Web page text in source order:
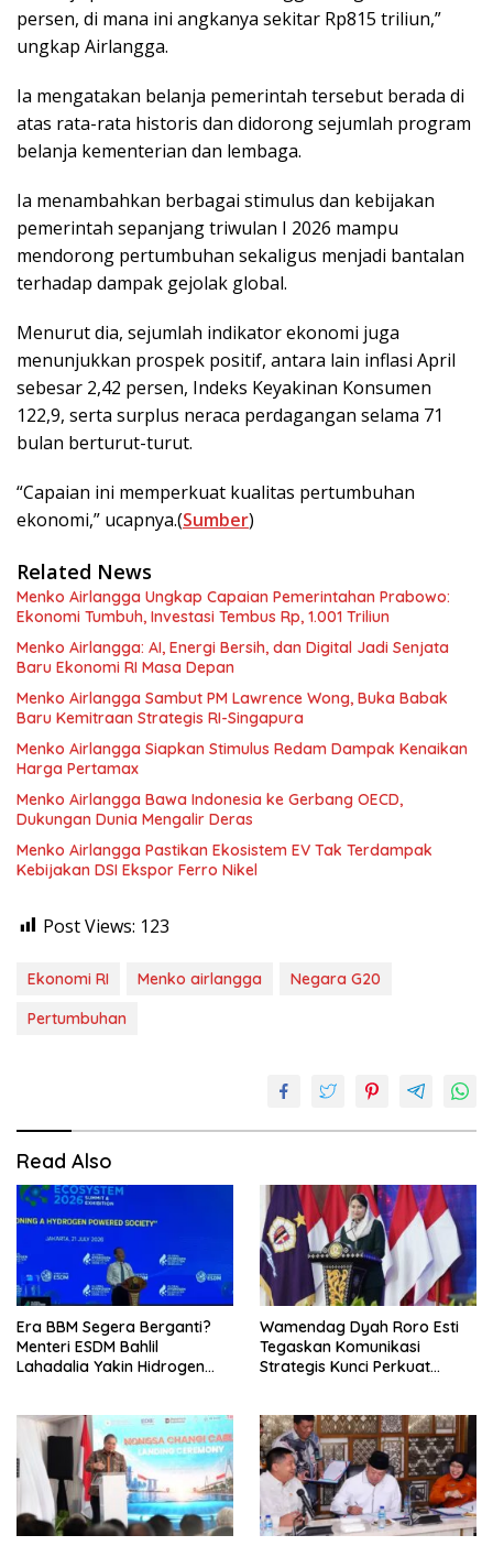
persen, di mana ini angkanya sekitar Rp815 triliun,”
ungkap Airlangga.
Ia mengatakan belanja pemerintah tersebut berada di
atas rata-rata historis dan didorong sejumlah program
belanja kementerian dan lembaga.
Ia menambahkan berbagai stimulus dan kebijakan
pemerintah sepanjang triwulan I 2026 mampu
mendorong pertumbuhan sekaligus menjadi bantalan
terhadap dampak gejolak global.
Menurut dia, sejumlah indikator ekonomi juga
menunjukkan prospek positif, antara lain inflasi April
sebesar 2,42 persen, Indeks Keyakinan Konsumen
122,9, serta surplus neraca perdagangan selama 71
bulan berturut-turut.
“Capaian ini memperkuat kualitas pertumbuhan
ekonomi,” ucapnya.(Sumber)
Related News
Menko Airlangga Ungkap Capaian Pemerintahan Prabowo:
Ekonomi Tumbuh, Investasi Tembus Rp, 1.001 Triliun
Menko Airlangga: AI, Energi Bersih, dan Digital Jadi Senjata
Baru Ekonomi RI Masa Depan
Menko Airlangga Sambut PM Lawrence Wong, Buka Babak
Baru Kemitraan Strategis RI-Singapura
Menko Airlangga Siapkan Stimulus Redam Dampak Kenaikan
Harga Pertamax
Menko Airlangga Bawa Indonesia ke Gerbang OECD,
Dukungan Dunia Mengalir Deras
Menko Airlangga Pastikan Ekosistem EV Tak Terdampak
Kebijakan DSI Ekspor Ferro Nikel
Post Views: 123
Ekonomi RI Menko airlangga
Negara G20
Pertumbuhan
Read Also
Era BBM Segera Berganti?
Menteri ESDM Bahlil
Lahadalia Yakin Hidrogen
Wamendag Dyah Roro Esti
Tegaskan Komunikasi
Strategis Kunci Perkuat